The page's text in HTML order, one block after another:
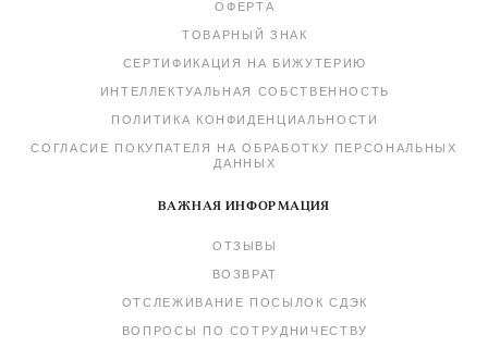
ОФЕРТА
ТОВАРНЫЙ ЗНАК
СЕРТИФИКАЦИЯ НА БИЖУТЕРИЮ
ИНТЕЛЛЕКТУАЛЬНАЯ СОБСТВЕННОСТЬ
ПОЛИТИКА КОНФИДЕНЦИАЛЬНОСТИ
СОГЛАСИЕ ПОКУПАТЕЛЯ НА ОБРАБОТКУ ПЕРСОНАЛЬНЫХ
ДАННЫХ
ВАЖНАЯ ИНФОРМАЦИЯ
ОТЗЫВЫ
ВОЗВРАТ
ОТСЛЕЖИВАНИЕ ПОСЫЛОК СДЭК
ВОПРОСЫ ПО СОТРУДНИЧЕСТВУ